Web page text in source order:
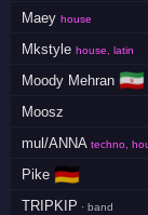
Maey house
Mkstyle house, latin
Moody Mehran 🇮🇷
Moosz
mul/ANNA techno,
Pike 🇩🇪
TRIPKIP · band